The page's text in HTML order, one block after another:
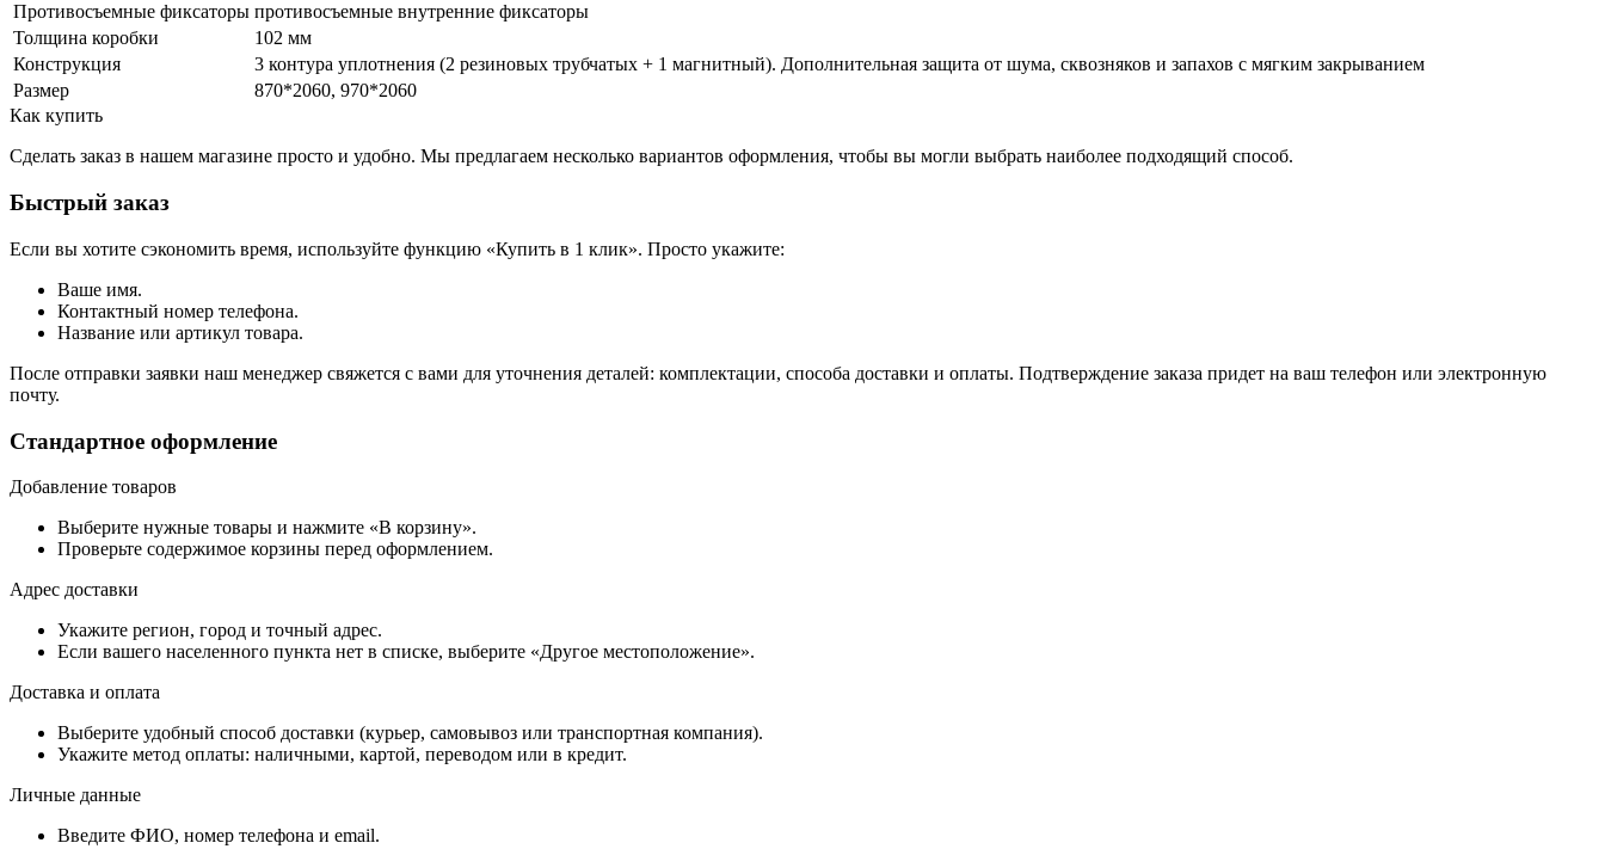
Противосъемные фиксаторы противосъемные внутренние фиксаторы
Толщина коробки
102 мм
Конструкция
3 контура уплотнения (2 резиновых трубчатых + 1 магнитный). Дополнительная защита от шума, сквозняков и запахов с мягким закрыванием
Размер
870*2060, 970*2060
Как купить
Сделать заказ в нашем магазине просто и удобно. Мы предлагаем несколько вариантов оформления, чтобы вы могли выбрать наиболее подходящий способ.
Быстрый заказ
Если вы хотите сэкономить время, используйте функцию «Купить в 1 клик». Просто укажите:
Ваше имя.
Контактный номер телефона.
Название или артикул товара.
После отправки заявки наш менеджер свяжется с вами для уточнения деталей: комплектации, способа доставки и оплаты. Подтверждение заказа придет на ваш телефон или электронную
почту.
Стандартное оформление
Добавление товаров
Выберите нужные товары и нажмите «В корзину».
Проверьте содержимое корзины перед оформлением.
Адрес доставки
Укажите регион, город и точный адрес.
Если вашего населенного пункта нет в списке, выберите «Другое местоположение».
Доставка и оплата
Выберите удобный способ доставки (курьер, самовывоз или транспортная компания).
Укажите метод оплаты: наличными, картой, переводом или в кредит.
Личные данные
Введите ФИО, номер телефона и email.